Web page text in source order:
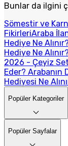
Bunlar da ilgini
Sömestir ve
FikirleriAraba
Hediye Ne
Hediye Ne
2026 - Çeyiz
Eder? Arabanın
Hediyesi Ne
Popüler Kategoriler
Popüler Sayfalar